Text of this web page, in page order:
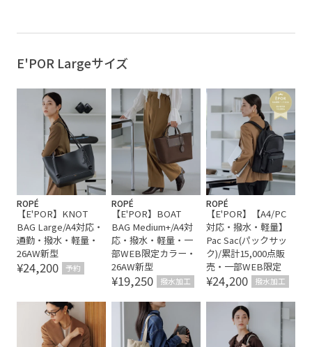
オフィスカジュアル カジュアル
カラーバリエーション豊富
ビジネスシーン ビジネスバッグ ベーシック
ベーシックカラー マチ広め 上品 使い勝手がいい
収納力 合わせやすい 大容量 持ち運びしやすい
通勤バッグ
E'POR Largeサイズ
ROPÉ
【E'POR】KNOT
BAG Large/A4対応・
通勤・撥水・軽量・
26AW新型
¥24,200 予約
ROPÉ
【E'POR】BOAT
BAG Medium+/A4対
応・撥水・軽量・一
部WEB限定カラー・
26AW新型
¥19,250 撥水加工
ROPÉ
【E'POR】【A4/PC
対応・撥水・軽量】
Pac Sac(パックサッ
ク)/累計15,000点販
売・一部WEB限定
¥24,200 撥水加工